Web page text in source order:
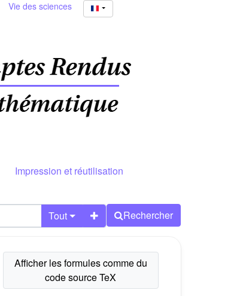
Vie des sciences
Impression et réutilisation
Tout Rechercher